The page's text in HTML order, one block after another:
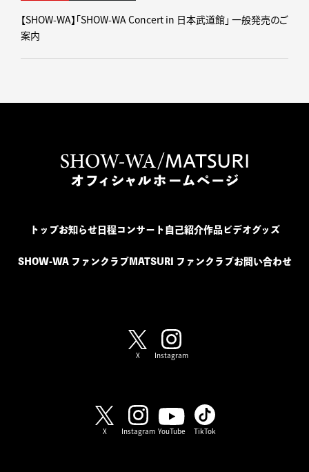
【SHOW-WA】「SHOW-WA Concert in 日本武道館」 一般発売のご
案内
トップお知らせ日程コンサート 自己紹介作品ビデオグッズ
SHOW-WA ファンクラブ MATSURI ファンクラブ お問い合わせ
X Instagram
X Instagram YouTube TikTok